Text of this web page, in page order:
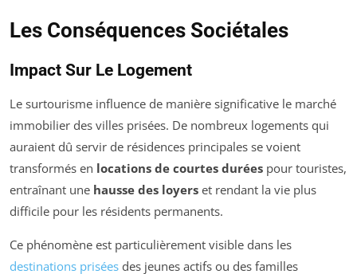
Les Conséquences Sociétales
Impact Sur Le Logement
Le surtourisme influence de manière significative le marché
immobilier des villes prisées. De nombreux logements qui
auraient dû servir de résidences principales se voient
transformés en locations de courtes durées pour touristes,
entraînant une hausse des loyers et rendant la vie plus
difficile pour les résidents permanents.
Ce phénomène est particulièrement visible dans les
destinations prisées des jeunes actifs ou des familles